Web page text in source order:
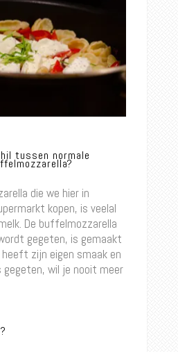
tussen normale
die we hier in
kopen, is veelal
De buffelmozzarella
gegeten, is gemaakt
zijn eigen smaak en
gegeten, wil je nooit meer